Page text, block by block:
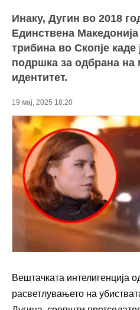
Инаку, Дугин во 2018
Единствена
трибина во Скопје каде
подршка за одбрана на
идентитет.
19 мај, 2025 18:20
Вештачката интелигенција
расветлувањето на